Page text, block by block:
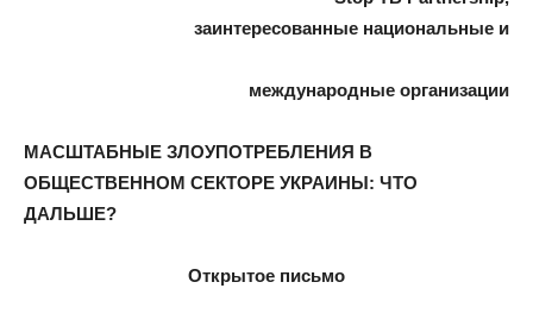
заинтересованные национальные и
международные организации
МАСШТАБНЫЕ ЗЛОУПОТРЕБЛЕНИЯ В
ОБЩЕСТВЕННОМ СЕКТОРЕ УКРАИНЫ: ЧТО
ДАЛЬШЕ?
Открытое письмо